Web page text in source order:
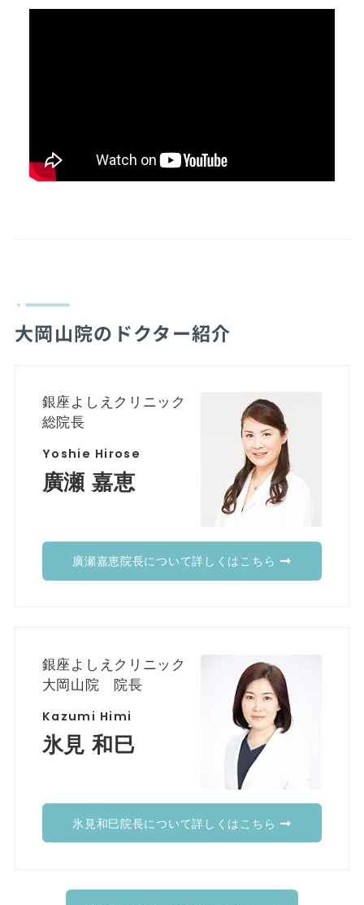
大岡山院のドクター紹介
銀座よしえクリニック
総院長
Yoshie Hirose
廣瀬 嘉恵
廣瀬嘉恵院長について詳しくはこちら
銀座よしえクリニック
大岡山院 院長
Kazumi Himi
氷見 和巳
氷見和巳院長について詳しくはこちら